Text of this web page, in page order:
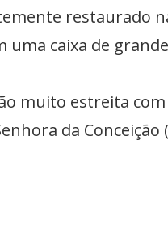
restaurado
uma caixa de
muito estreita
da